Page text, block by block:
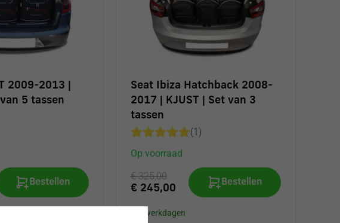
2009-2013 |
5 tassen
Bestellen
Seat Ibiza Hatchback 2008-
2017 | KJUST | Set van 3
tassen
(1)
Op voorraad
€ 325,00
€ 245,00
Bestellen
1-3 werkdagen